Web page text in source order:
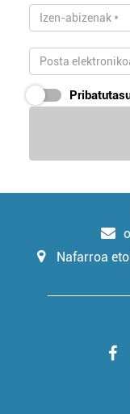
Nafarroa